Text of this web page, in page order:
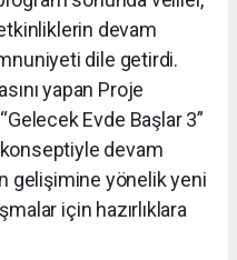
devam
dile getirdi.
yapan Proje
Evde Başlar 3”
devam
gelişimine yönelik yeni
için hazırlıklara